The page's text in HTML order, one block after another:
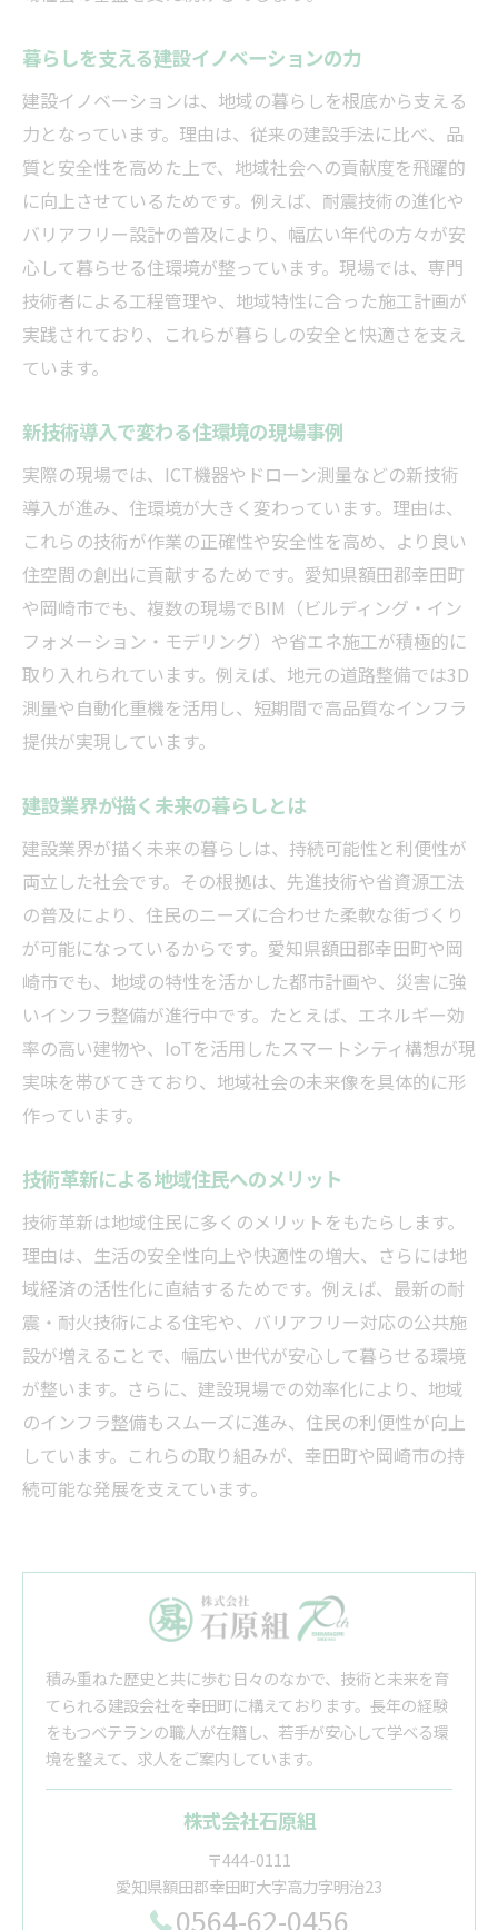
暮らしを支える建設イノベーションの力
建設イノベーションは、地域の暮らしを根底から支える
力となっています。理由は、従来の建設手法に比べ、品
質と安全性を高めた上で、地域社会への貢献度を飛躍的
に向上させているためです。例えば、耐震技術の進化や
バリアフリー設計の普及により、幅広い年代の方々が安
心して暮らせる住環境が整っています。現場では、専門
技術者による工程管理や、地域特性に合った施工計画が
実践されており、これらが暮らしの安全と快適さを支え
ています。
新技術導入で変わる住環境の現場事例
実際の現場では、ICT機器やドローン測量などの新技術
導入が進み、住環境が大きく変わっています。理由は、
これらの技術が作業の正確性や安全性を高め、より良い
住空間の創出に貢献するためです。愛知県額田郡幸田町
や岡崎市でも、複数の現場でBIM（ビルディング・イン
フォメーション・モデリング）や省エネ施工が積極的に
取り入れられています。例えば、地元の道路整備では3D
測量や自動化重機を活用し、短期間で高品質なインフラ
提供が実現しています。
建設業界が描く未来の暮らしとは
建設業界が描く未来の暮らしは、持続可能性と利便性が
両立した社会です。その根拠は、先進技術や省資源工法
の普及により、住民のニーズに合わせた柔軟な街づくり
が可能になっているからです。愛知県額田郡幸田町や岡
崎市でも、地域の特性を活かした都市計画や、災害に強
いインフラ整備が進行中です。たとえば、エネルギー効
率の高い建物や、IoTを活用したスマートシティ構想が現
実味を帯びてきており、地域社会の未来像を具体的に形
作っています。
技術革新による地域住民へのメリット
技術革新は地域住民に多くのメリットをもたらします。
理由は、生活の安全性向上や快適性の増大、さらには地
域経済の活性化に直結するためです。例えば、最新の耐
震・耐火技術による住宅や、バリアフリー対応の公共施
設が増えることで、幅広い世代が安心して暮らせる環境
が整います。さらに、建設現場での効率化により、地域
のインフラ整備もスムーズに進み、住民の利便性が向上
しています。これらの取り組みが、幸田町や岡崎市の持
続可能な発展を支えています。
積み重ねた歴史と共に歩む日々のなかで、技術と未来を育
てられる建設会社を幸田町に構えております。長年の経験
をもつベテランの職人が在籍し、若手が安心して学べる環
境を整えて、求人をご案内しています。
株式会社石原組
〒444-0111
愛知県額田郡幸田町大字高力字明治23
0564-62-0456